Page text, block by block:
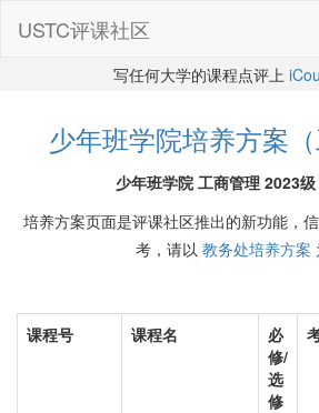
USTC评课社区
写任何大学的课程点评上
少年班学院培养方案（
少年班学院 工商管理 2023
培养方案页面是评课社区推出的新功能，
考，请以 教务处培养方案
课程号 课程名
必
修/
选
修